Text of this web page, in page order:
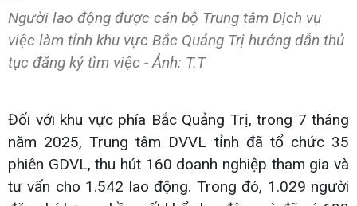
Người lao động được cán bộ Trung tâm Dịch vụ
việc làm tỉnh khu vực Bắc Quảng Trị hướng dẫn thủ
tục đăng ký tìm việc - Ảnh: T.T
Đối với khu vực phía Bắc Quảng Trị, trong 7 tháng
năm 2025, Trung tâm DVVL tỉnh đã tổ chức 35
phiên GDVL, thu hút 160 doanh nghiệp tham gia và
tư vấn cho 1.542 lao động. Trong đó, 1.029 người